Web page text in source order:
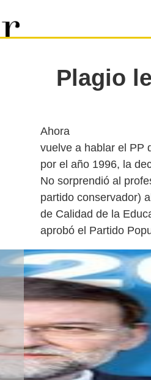
Plagio
Ahora
vuelve a hablar el PP
por el año 1996, la
No sorprendió al
partido conservador)
de Calidad de la